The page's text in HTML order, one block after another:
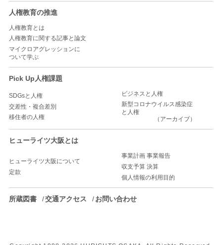
人権教育の推進
人権教育とは
人権教育に関する記事と論文
マイクロアグレッションに
ついて学ぶ
Pick Up人権課題
SDGsと人権
交差性・複合差別
移住者の人権
ビジネスと人権
新型コロナウイルス感染症
と人権
（アーカイブ）
ヒューライツ大阪とは
ヒューライツ大阪について
定款
事業計画 事業報告
収支予算 決算
個人情報の利用目的
所蔵図書 交通アクセス お問い合わせ